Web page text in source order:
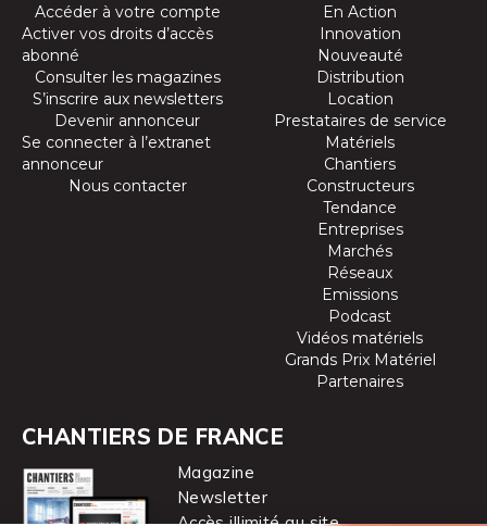
Accéder à votre compte
Activer vos droits d’accès
abonné
Consulter les magazines
S’inscrire aux newsletters
Devenir annonceur
Se connecter à l’extranet
annonceur
Nous contacter
En Action
Innovation
Nouveauté
Distribution
Location
Prestataires de service
Matériels
Chantiers
Constructeurs
Tendance
Entreprises
Marchés
Réseaux
Emissions
Podcast
Vidéos matériels
Grands Prix Matériel
Partenaires
CHANTIERS DE FRANCE
Magazine
Newsletter
Accès illimité au site